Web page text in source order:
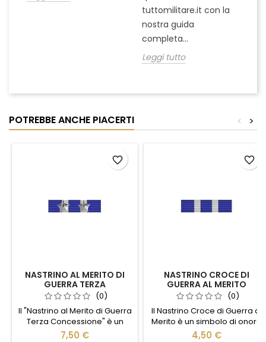
tuttomilitare.it con la
nostra guida
completa...
Leggi tutto
POTREBBE ANCHE PIACERTI >
<
NASTRINO AL MERITO DI
GUERRA TERZA
CONCESSIONE
(0)
Il "Nastrino al Merito di Guerra
Terza Concessione" è un
simbolo di straordinario
7,50 €
favorite_border
NASTRINO CROCE DI
GUERRA AL MERITO
(0)
Il Nastrino Croce di Guerra al
Merito è un simbolo di onore
e coraggio, perfetto per chi
4,50 €
favorite_border